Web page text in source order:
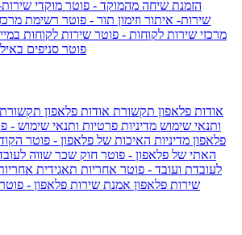
הזמנת שיחה מהמוקד - פוטר מוקדי
שירות- איתור וזימון תור - פוטר רשימת
מרכזי שירות לקוחות - פוטר שירות לקוחות
פוטר סניפים
אודות פלאפון תקשורת אודות פלאפון
ותנאי שימוש מדיניות פרטיות ותנאי שימוש -
פלאפון מדיניות האיכות של פלאפון - פוטר
האתי של פלאפון - פוטר חוק שכר שווה
לעובדת ועובד - פוטר אחריות תאגידית
שירות פלאפון אמנת שירות פלאפון - פוטר